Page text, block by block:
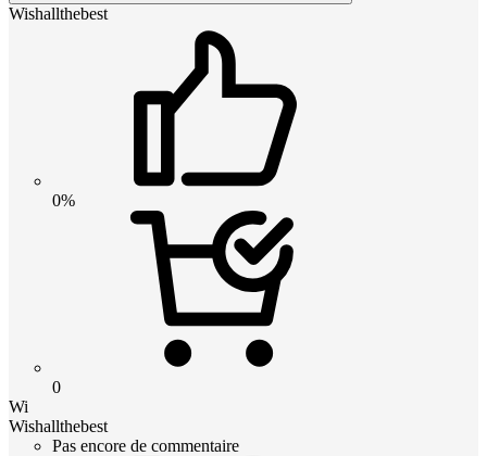
Wishallthebest
0%
0
Wi
Wishallthebest
Pas encore de commentaire